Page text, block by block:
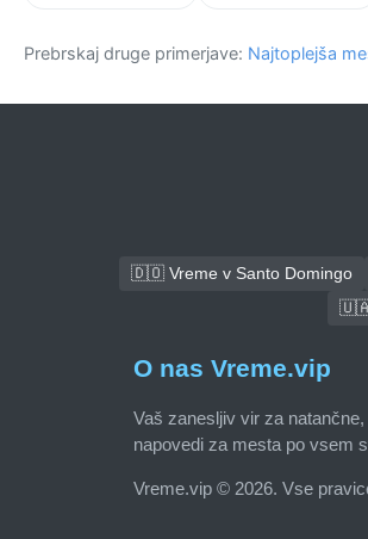
Prebrskaj druge primerjave: Najtoplejša
🇩🇴 Vreme v Santo Domingo
🇺🇦
O nas Vreme.vip
Vaš zanesljiv vir za
napovedi za mesta po vsem
Vreme.vip © 2026. Vse